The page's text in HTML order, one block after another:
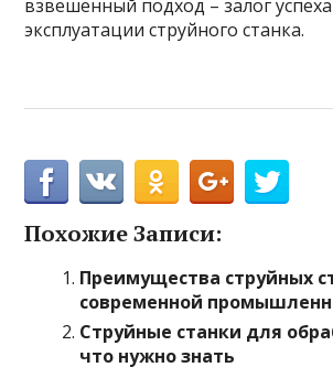
взвешенный подход – залог
эксплуатации струйного станка.
Похожие Записи:
Преимущества струйных
современной
Струйные станки для
что нужно знать